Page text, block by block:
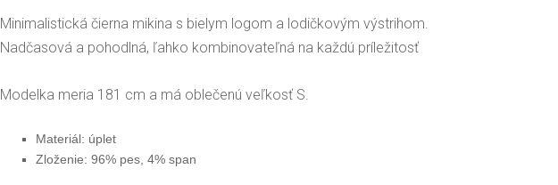
Minimalistická čierna mikina s bielym logom a lodičkovým výstrihom.
Nadčasová a pohodlná, ľahko kombinovateľná na každú príležitosť
Modelka meria 181 cm a má oblečenú veľkosť S.
Materiál: úplet
Zloženie: 96% pes, 4% span